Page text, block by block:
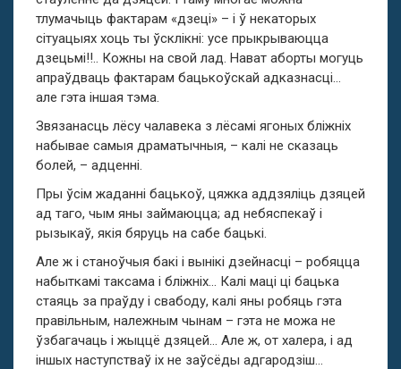
тлумачыць фактарам «дзеці» – і ў некаторых
сітуацыях хоць ты ўсклікні: усе прыкрываюцца
дзецьмі!!.. Кожны на свой лад. Нават аборты могуць
апраўдваць фактарам бацькоўскай адказнасці…
але гэта іншая тэма.
Звязанасць лёсу чалавека з лёсамі ягоных бліжніх
набывае самыя драматычныя, – калі не сказаць
болей, – адценні.
Пры ўсім жаданні бацькоў, цяжка аддзяліць дзяцей
ад таго, чым яны займаюцца; ад небяспекаў і
рызыкаў, якія бяруць на сабе бацькі.
Але ж і станоўчыя бакі і вынікі дзейнасці – робяцца
набыткамі таксама і бліжніх… Калі маці ці бацька
стаяць за праўду і свабоду, калі яны робяць гэта
правільным, належным чынам – гэта не можа не
ўзбагачаць і жыццё дзяцей… Але ж, от халера, і ад
іншых наступстваў іх не заўсёды адгародзіш…